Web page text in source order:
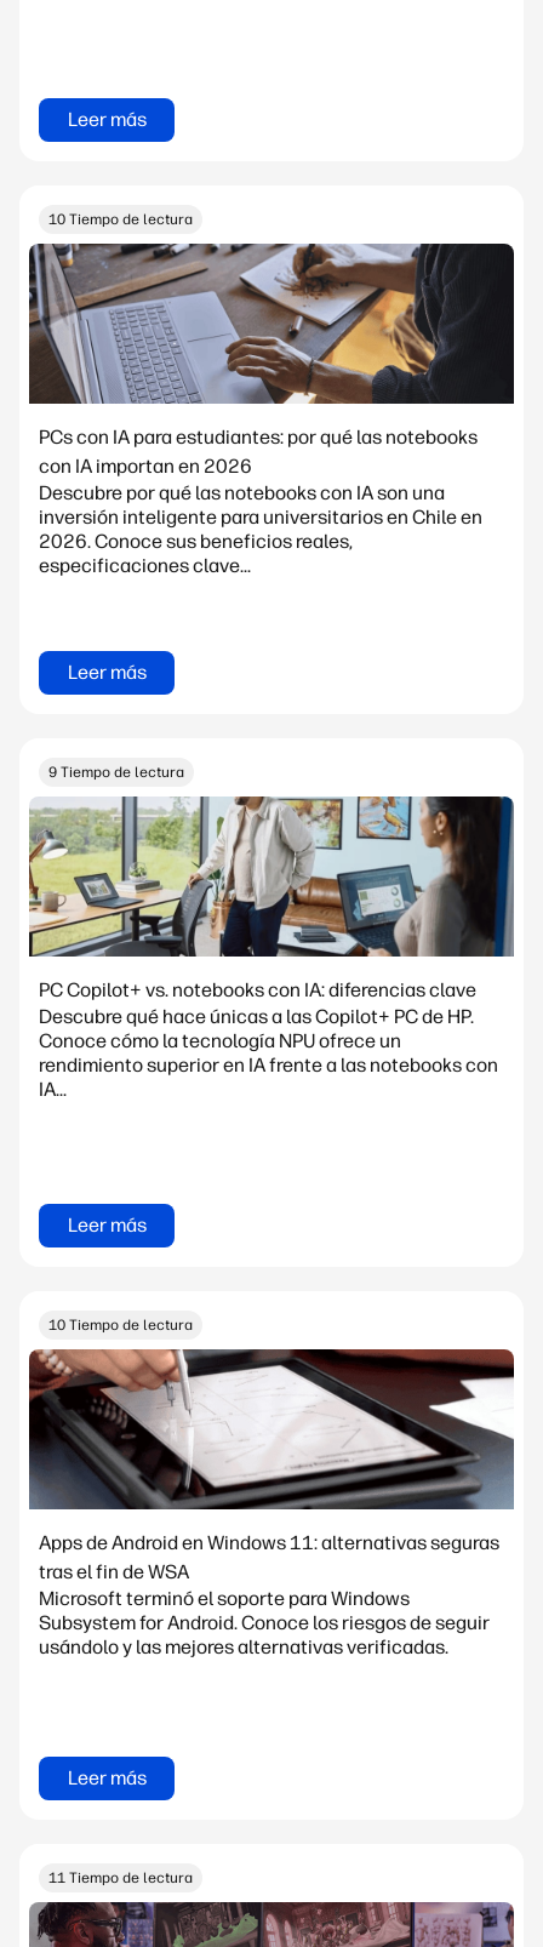
Leer más
10 Tiempo de lectura
PCs con IA para estudiantes: por qué las notebooks
con IA importan en 2026
Descubre por qué las notebooks con IA son una
inversión inteligente para universitarios en Chile en
2026. Conoce sus beneficios reales,
especificaciones clave...
Leer más
9 Tiempo de lectura
PC Copilot+ vs. notebooks con IA: diferencias clave
Descubre qué hace únicas a las Copilot+ PC de HP.
Conoce cómo la tecnología NPU ofrece un
rendimiento superior en IA frente a las notebooks con
IA...
Leer más
10 Tiempo de lectura
Apps de Android en Windows 11: alternativas seguras
tras el fin de WSA
Microsoft terminó el soporte para Windows
Subsystem for Android. Conoce los riesgos de seguir
usándolo y las mejores alternativas verificadas.
Leer más
11 Tiempo de lectura